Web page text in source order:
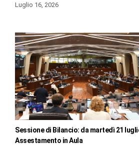
Luglio 16, 2026
Sessione di Bilancio: da martedì 21
Assestamento in Aula